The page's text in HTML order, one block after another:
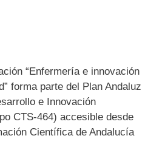
“Enfermería e innovación
forma parte del Plan Andaluz
e Innovación
CTS-464) accesible desde
Científica de Andalucía